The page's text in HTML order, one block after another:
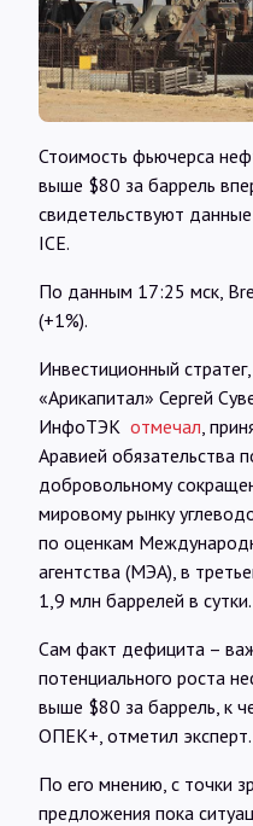
Стоимость фьючерса
выше $80 за баррель
свидетельствуют
ICE.
По данным 17:25 мск,
(+1%).
Инвестиционный
«Арикапитал» Сергей
ИнфоТЭК отмечал ,
Аравией обязательства
добровольному
мировому рынку
по оценкам
агентства (МЭА), в
1,9 млн баррелей в сутки.
Сам факт дефицита –
потенциального роста
выше $80 за баррель, к
ОПЕК+, отметил эксперт.
По его мнению, с точки
предложения пока